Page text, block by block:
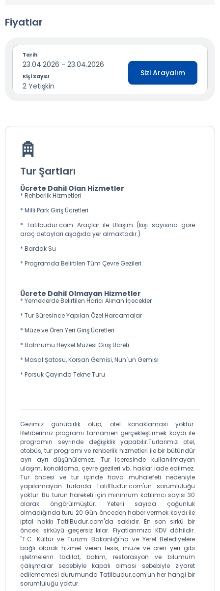
Fiyatlar
Tarih
23.04.2026 - 23.04.2026
Kişi Sayısı
2 Yetişkin
Sizi Arayalım
Tur Şartları
Ücrete Dahil Olan Hizmetler
* Rehberlik Hizmetleri
* Milli Park Giriş Ücretleri
* Tatilbudur.com Araçlar ile Ulaşım (kişi sayısına göre
araç detayları aşağıda yer almaktadır.)
* Bardak Su
* Programda Belirtilen Tüm Çevre Gezileri
Ücrete Dahil Olmayan Hizmetler
* Yemeklerde Belirtilen Harici Alınan İçecekler
* Tur Süresince Yapılan Özel Harcamalar
* Müze ve Ören Yeri Giriş Ücretleri
* Balmumu Heykel Müzesi Giriş Ücreti
* Masal Şatosu, Korsan Gemisi, Nuh`un Gemisi
* Porsuk Çayında Tekne Turu
Gezimiz günübirlik olup, otel konaklaması yoktur.
Rehberimiz programı tamamen gerçekleştirmek kaydı ile
programın seyrinde değişiklik yapabilir.Turlarımız otel,
otobüs, tur programı ve rehberlik hizmetleri ile bir bütündür
ayrı ayrı düşünülemez. Tur içeresinde kullanılmayan
ulaşım, konaklama, çevre gezileri vb. haklar iade edilmez.
Tur öncesi ve tur içinde hava muhalefeti nedeniyle
yapılamayan turlarda TatilBudur.com'un sorumluluğu
yoktur. Bu turun hareketi için minimum katılımcı sayısı 30
olarak öngörülmüştür. Yeterli sayıda çoğunluk
olmadığında turu 20 Gün önceden haber vermek kaydı ile
iptal hakkı TatilBudur.com'da saklıdır. En son sirkü bir
önceki sirküyü geçersiz kılar. Fiyatlarımıza KDV dâhildir.
"T.C. Kültür ve Turizm Bakanlığı'na ve Yerel Belediyelere
bağlı olarak hizmet veren tesis, müze ve ören yeri gibi
işletmelerin tadilat, bakım, restorasyon ve bilumum
çalışmalar sebebiyle kapalı olması sebebiyle ziyaret
edilememesi durumunda Tatilbudur.com'un her hangi bir
sorumluluğu yoktur.